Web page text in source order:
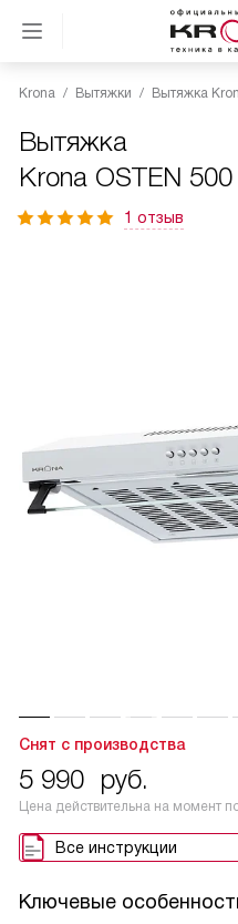
Krona Вытяжки Вытяжка
Вытяжка
Krona OSTEN
1 отзыв
Снят с производства
5 990 руб.
Цена действительна на момент
Все инструкции
Ключевые